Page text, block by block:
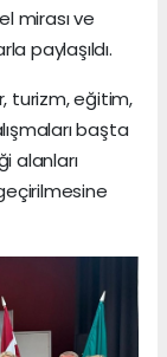
mirası ve
paylaşıldı.
turizm, eğitim,
başta
alanları